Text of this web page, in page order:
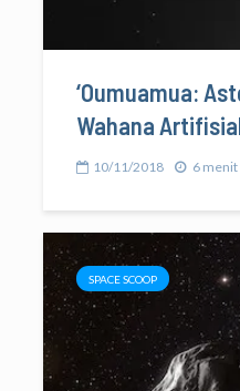
‘Oumuamua:
Wahana
10/11/2018 6 menit
SPACE SCOOP